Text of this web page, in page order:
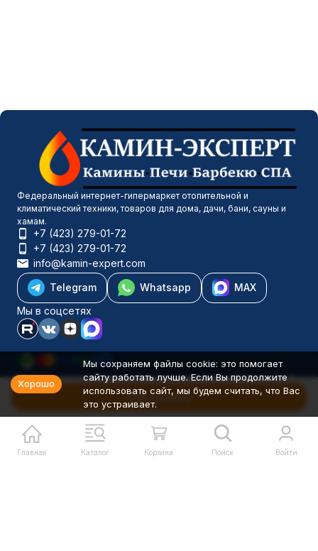
В корзину
Главная Каталог Корзина Поиск Войти
Федеральный интернет-гипермаркет отопительной и
климатический техники, товаров для дома, дачи, бани, сауны и
хамам.
+7 (423) 279-01-72
+7 (423) 279-01-72
info@kamin-expert.com
Telegram
Whatsapp
MAX
Мы в соцсетях
Каталог товаров
Компания
Информация
Политика персональных данных
© 2001-2026 Камин-Эксперт ИП Понюхов В. А. ОГРНИП
326527500040181
Хорошо
Мы сохраняем файлы cookie: это помогает
сайту работать лучше. Если Вы продолжите
использовать сайт, мы будем считать, что Вас
это устраивает.